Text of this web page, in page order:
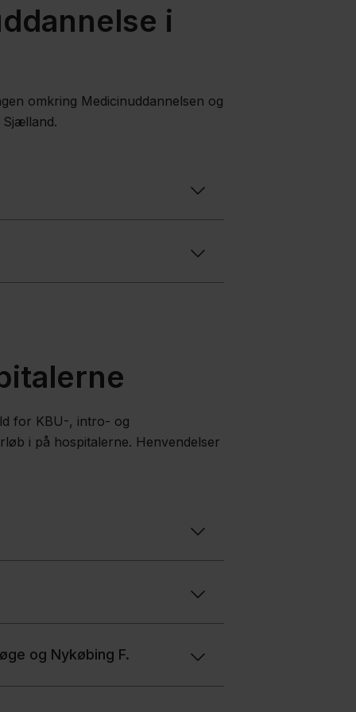
i
omkring Medicinuddannelsen og
Sjælland.
for KBU-, intro- og
i på hospitalerne. Henvendelser
og Nykøbing F.